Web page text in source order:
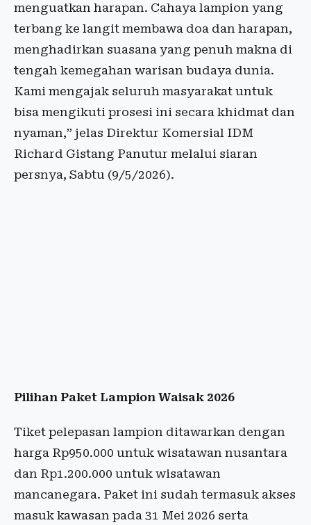
menguatkan harapan. Cahaya lampion yang
terbang ke langit membawa doa dan harapan,
menghadirkan suasana yang penuh makna di
tengah kemegahan warisan budaya dunia.
Kami mengajak seluruh masyarakat untuk
bisa mengikuti prosesi ini secara khidmat dan
nyaman,” jelas Direktur Komersial IDM
Richard Gistang Panutur melalui siaran
persnya, Sabtu (9/5/2026).
Pilihan Paket Lampion Waisak 2026
Tiket pelepasan lampion ditawarkan dengan
harga Rp950.000 untuk wisatawan nusantara
dan Rp1.200.000 untuk wisatawan
mancanegara. Paket ini sudah termasuk akses
masuk kawasan pada 31 Mei 2026 serta